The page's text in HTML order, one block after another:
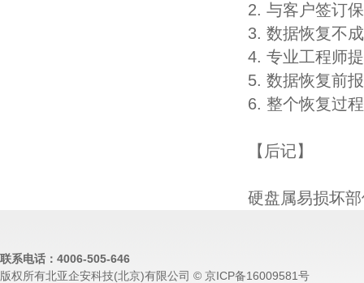
2. 与客户签订
3. 数据恢复不
4. 专业工程师
5. 数据恢复前
6. 整个恢复过
【后记】
硬盘属易损坏
联系电话：4006-505-646
版权所有北亚企安科技(北京)有限公司 © 京ICP备16009581号